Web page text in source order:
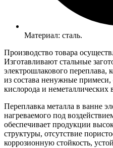
Материал: сталь.
Производство товара
Изготавливают стальные
электрошлакового переплава,
из состава ненужные
кислорода и неметаллических
Переплавка металла в ванне
нагреваемого под
обеспечивает продукции
структуры, отсутствие
коррозионную стойкость,